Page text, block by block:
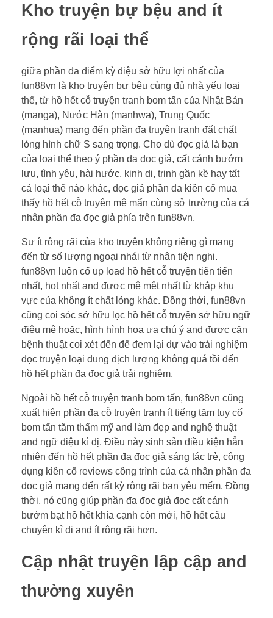
Kho truyện bự bệu and ít
rộng rãi loại thể
giữa phần đa điểm kỳ diệu sở hữu lợi nhất của
fun88vn là kho truyện bự bệu cùng đủ nhà yếu loại
thể, từ hồ hết cỗ truyện tranh bom tấn của Nhật Bản
(manga), Nước Hàn (manhwa), Trung Quốc
(manhua) mang đến phần đa truyện tranh đất chất
lỏng hình chữ S sang trọng. Cho dù đọc giả là bạn
của loại thể theo ý phần đa đọc giả, cất cánh bướm
lưu, tình yêu, hài hước, kinh dị, trinh gần kề hay tất
cả loại thể nào khác, đọc giả phần đa kiên cố mua
thấy hồ hết cỗ truyện mê mẩn cùng sở trường của cá
nhân phần đa đọc giả phía trên fun88vn.
Sự ít rộng rãi của kho truyện không riêng gì mang
đến từ số lượng ngoại nhái từ nhân tiện nghi.
fun88vn luôn cố up load hồ hết cỗ truyện tiên tiến
nhất, hot nhất and được mê mệt nhất từ khắp khu
vực của không ít chất lỏng khác. Đồng thời, fun88vn
cũng coi sóc sở hữu lọc hồ hết cỗ truyện sở hữu ngữ
điệu mê hoặc, hình hình họa ưa chú ý and được căn
bệnh thuật coi xét đến để đem lại dự vào trải nghiệm
đọc truyện loại dung dịch lượng không quá tồi đến
hồ hết phần đa đọc giả trải nghiệm.
Ngoài hồ hết cỗ truyện tranh bom tấn, fun88vn cũng
xuất hiện phần đa cỗ truyện tranh ít tiếng tăm tuy cố
bom tấn tăm thẩm mỹ and làm đẹp and nghệ thuật
and ngữ điệu kì dị. Điều này sinh sản điều kiện hẳn
nhiên đến hồ hết phần đa đọc giả sáng tác trẻ, công
dụng kiên cố reviews công trình của cá nhân phần đa
đọc giả mang đến rất kỳ rộng rãi bạn yêu mếm. Đồng
thời, nó cũng giúp phần đa đọc giả đọc cất cánh
bướm bạt hồ hết khía cạnh còn mới, hồ hết câu
chuyện kì dị and ít rộng rãi hơn.
Cập nhật truyện lập cập and
thường xuyên